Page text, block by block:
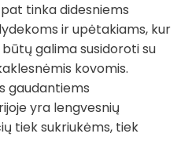
tinka didesniems
ir upėtakiams, kur
galima susidoroti su
kovomis.
gaudantiems
yra lengvesnių
tiek sukriukėms, tiek